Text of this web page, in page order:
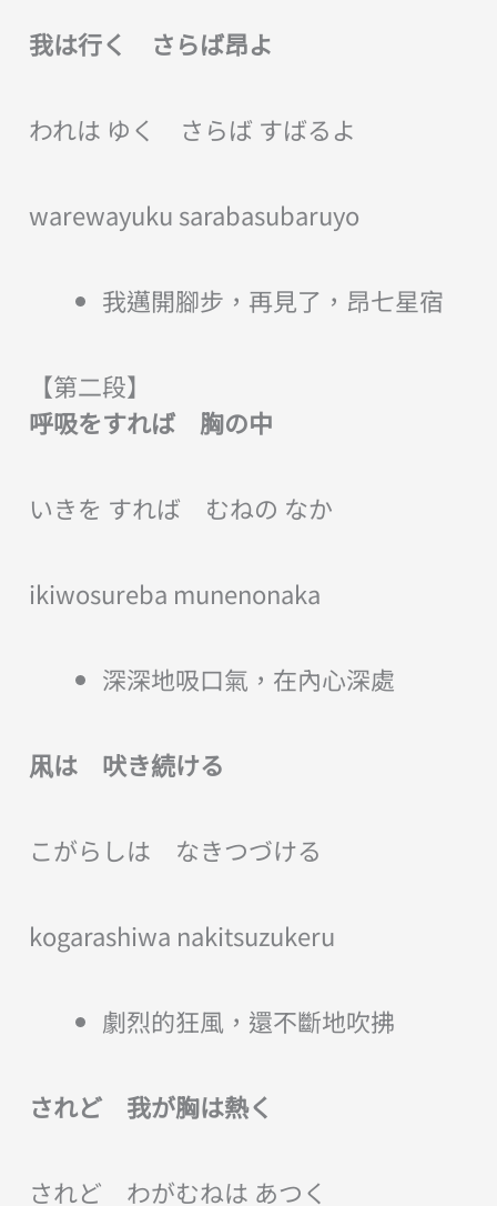
我は行く さらば昂よ
われは ゆく さらば すばるよ
warewayuku sarabasubaruyo
我邁開腳步，再見了，昂七星宿
【第二段】
呼吸をすれば 胸の中
いきを すれば むねの なか
ikiwosureba munenonaka
深深地吸口氣，在內心深處
凩は 吠き続ける
こがらしは なきつづける
kogarashiwa nakitsuzukeru
劇烈的狂風，還不斷地吹拂
されど 我が胸は熱く
されど わがむねは あつく